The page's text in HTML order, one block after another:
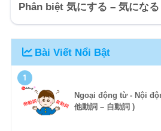
Phân biệt 気にする – 気にな
Bài Viết Nổi Bật
1
Ngoại động từ - Nội
他動詞 – 自動詞 )